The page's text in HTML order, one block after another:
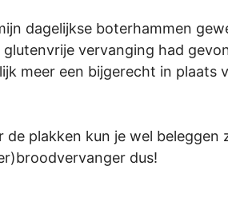
dagelijkse boterhammen
vervanging had
meer een bijgerecht in plaats
plakken kun je wel beleggen
dus!